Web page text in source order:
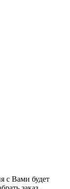
с Вами будет